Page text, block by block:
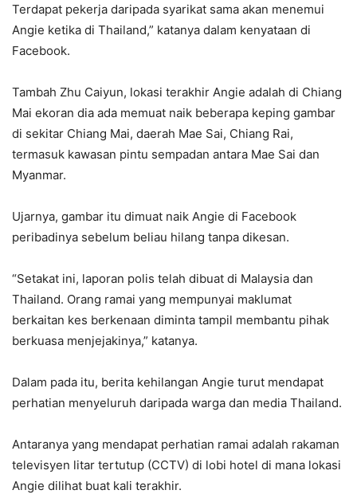
Terdapat pekerja daripada syarikat sama akan menemui
Angie ketika di Thailand,” katanya dalam kenyataan di
Facebook.
Tambah Zhu Caiyun, lokasi terakhir Angie adalah di Chiang
Mai ekoran dia ada memuat naik beberapa keping gambar
di sekitar Chiang Mai, daerah Mae Sai, Chiang Rai,
termasuk kawasan pintu sempadan antara Mae Sai dan
Myanmar.
Ujarnya, gambar itu dimuat naik Angie di Facebook
peribadinya sebelum beliau hilang tanpa dikesan.
“Setakat ini, laporan polis telah dibuat di Malaysia dan
Thailand. Orang ramai yang mempunyai maklumat
berkaitan kes berkenaan diminta tampil membantu pihak
berkuasa menjejakinya,” katanya.
Dalam pada itu, berita kehilangan Angie turut mendapat
perhatian menyeluruh daripada warga dan media Thailand.
Antaranya yang mendapat perhatian ramai adalah rakaman
televisyen litar tertutup (CCTV) di lobi hotel di mana lokasi
Angie dilihat buat kali terakhir.